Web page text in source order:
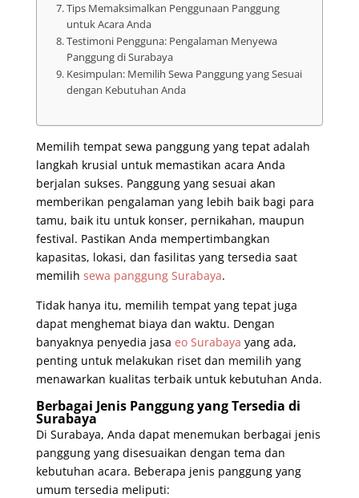
Tips Memaksimalkan Penggunaan Panggung
untuk Acara Anda
Testimoni Pengguna: Pengalaman Menyewa
Panggung di Surabaya
Kesimpulan: Memilih Sewa Panggung yang Sesuai
dengan Kebutuhan Anda
Memilih tempat sewa panggung yang tepat adalah
langkah krusial untuk memastikan acara Anda
berjalan sukses. Panggung yang sesuai akan
memberikan pengalaman yang lebih baik bagi para
tamu, baik itu untuk konser, pernikahan, maupun
festival. Pastikan Anda mempertimbangkan
kapasitas, lokasi, dan fasilitas yang tersedia saat
memilih sewa panggung Surabaya.
Tidak hanya itu, memilih tempat yang tepat juga
dapat menghemat biaya dan waktu. Dengan
banyaknya penyedia jasa eo Surabaya yang ada,
penting untuk melakukan riset dan memilih yang
menawarkan kualitas terbaik untuk kebutuhan Anda.
Berbagai Jenis Panggung yang Tersedia di
Surabaya
Di Surabaya, Anda dapat menemukan berbagai jenis
panggung yang disesuaikan dengan tema dan
kebutuhan acara. Beberapa jenis panggung yang
umum tersedia meliputi: